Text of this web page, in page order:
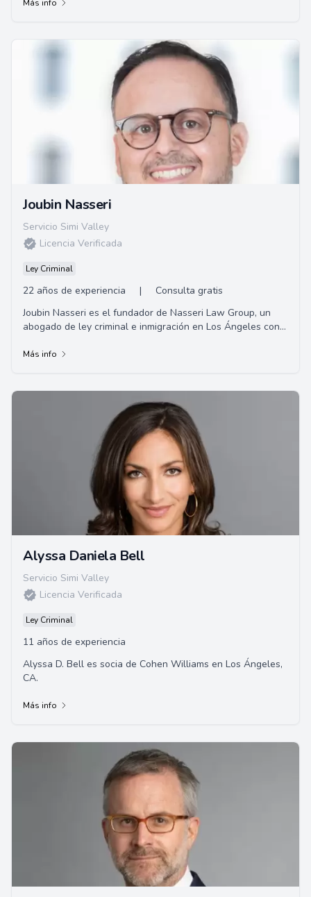
Más info
Joubin Nasseri
Servicio Simi Valley
Licencia Verificada
Ley Criminal
22 años de experiencia |
Consulta gratis
Joubin Nasseri es el fundador de Nasseri Law Group, un
abogado de ley criminal e inmigración en Los Ángeles con
Más info
Alyssa Daniela Bell
Servicio Simi Valley
Licencia Verificada
Ley Criminal
11 años de experiencia
Alyssa D. Bell es socia de Cohen Williams en Los Ángeles,
CA.
Más info